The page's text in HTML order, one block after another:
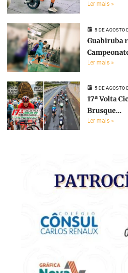
Ler mais »
5 DE AGOSTO
Guabiruba
Ler mais »
5 DE AGOSTO
17ª Volta
Brusque...
Ler mais »